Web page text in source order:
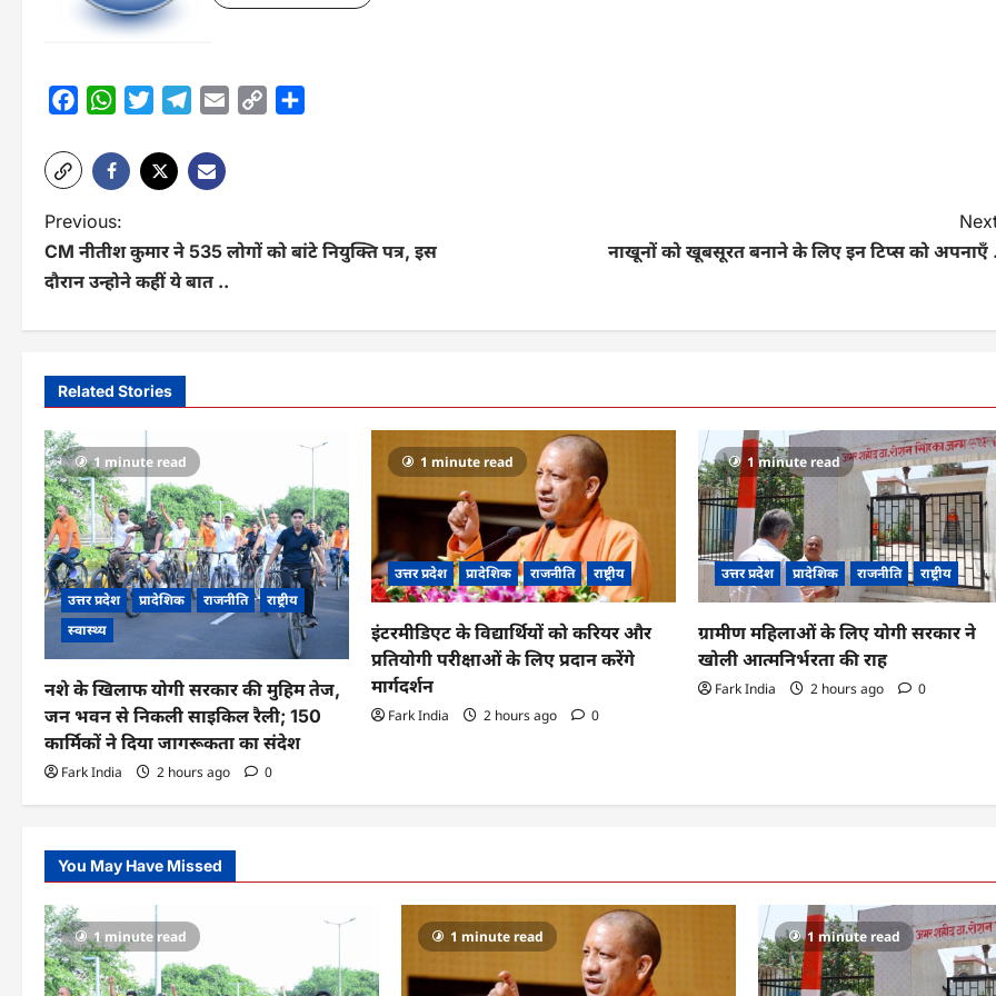
FacebookWhatsAppTwitterTelegram
Email
Copy
P
o
n
a
v
i
g
a
i
o
n
Previous:
CM नीतीश कुमार ने 535 लोगों को बांटे नियुक्ति पत्र, इस
दौरान उन्होने कहीं ये बात ..
नाखूनों को खूबसूरत बनाने के लिए इन टिप्स को अपनाएँ
Related Stories
1 minute read
उत्तर प्रदेश प्रादेशिक राजनीति
राष्ट्रीय
स्वास्थ्य
नशे के खिलाफ योगी सरकार की मुहिम तेज,
जन भवन से निकली साइकिल रैली; 150
कार्मिकों ने दिया जागरूकता का संदेश
Fark India 2 hours ago 0
1 minute read
उत्तर प्रदेश प्रादेशिक राजनीति राष्ट्रीय
इंटरमीडिएट के विद्यार्थियों को करियर और
प्रतियोगी परीक्षाओं के लिए प्रदान करेंगे
मार्गदर्शन
Fark India 2 hours ago 0
1 minute read
उत्तर प्रदेश प्रादेशिक राजनीति राष्ट्रीय
ग्रामीण महिलाओं के लिए योगी सरकार ने
खोली आत्मनिर्भरता की राह
Fark India 2 hours ago 0
You May Have Missed
1 minute read 1 minute read 1 minute read